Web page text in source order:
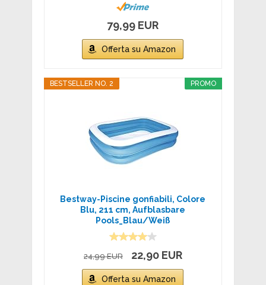
79,99 EUR
Offerta su Amazon
PROMO
BESTSELLER NO. 2
Bestway-Piscine gonfiabili, Colore
Blu, 211 cm, Aufblasbare
Pools_Blau/Weiß
24,99 EUR 22,90 EUR
Offerta su Amazon